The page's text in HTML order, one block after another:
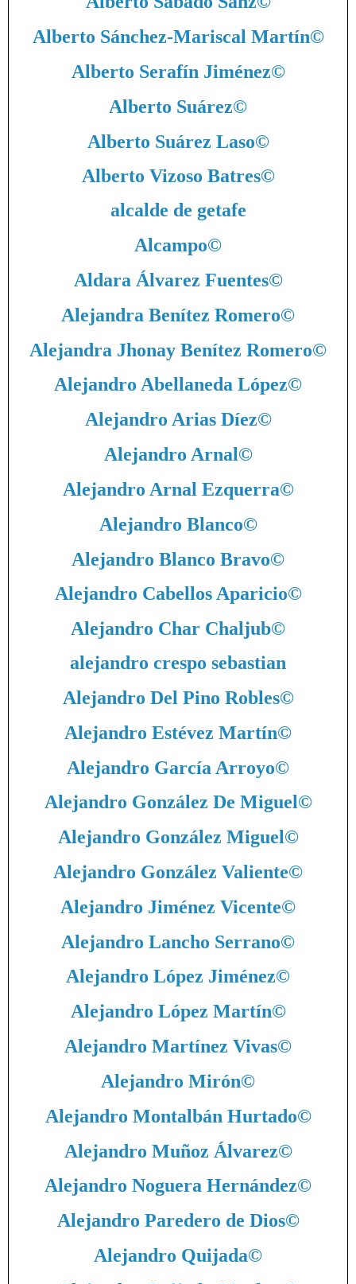
Alberto Sánchez-Mariscal Martín©
Alberto Serafín Jiménez©
Alberto Suárez©
Alberto Suárez Laso©
Alberto Vizoso Batres©
alcalde de getafe
Alcampo©
Aldara Álvarez Fuentes©
Alejandra Benítez Romero©
Alejandra Jhonay Benítez Romero©
Alejandro Abellaneda López©
Alejandro Arias Díez©
Alejandro Arnal©
Alejandro Arnal Ezquerra©
Alejandro Blanco©
Alejandro Blanco Bravo©
Alejandro Cabellos Aparicio©
Alejandro Char Chaljub©
alejandro crespo sebastian
Alejandro Del Pino Robles©
Alejandro Estévez Martín©
Alejandro García Arroyo©
Alejandro González De Miguel©
Alejandro González Miguel ©
Alejandro González Valiente©
Alejandro Jiménez Vicente©
Alejandro Lancho Serrano©
Alejandro López Jiménez©
Alejandro López Martín©
Alejandro Martínez Vivas©
Alejandro Mirón©
Alejandro Montalbán Hurtado©
Alejandro Muñoz Álvarez©
Alejandro Noguera Hernández©
Alejandro Paredero de Dios©
Alejandro Quijada©